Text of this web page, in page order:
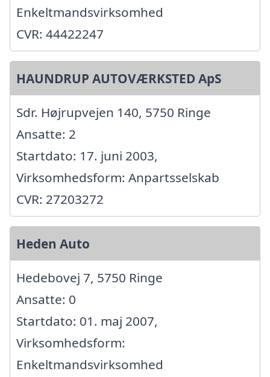
Enkeltmandsvirksomhed
CVR: 44422247
HAUNDRUP AUTOVÆRKSTED ApS
Sdr. Højrupvejen 140, 5750 Ringe
Ansatte: 2
Startdato: 17. juni 2003,
Virksomhedsform: Anpartsselskab
CVR: 27203272
Heden Auto
Hedebovej 7, 5750 Ringe
Ansatte: 0
Startdato: 01. maj 2007,
Virksomhedsform:
Enkeltmandsvirksomhed